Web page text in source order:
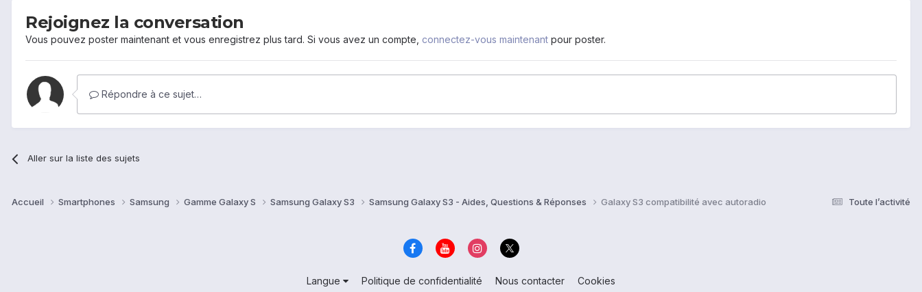
Rejoignez la conversation
Vous pouvez poster maintenant et vous enregistrez plus tard. Si vous avez un compte, connectez-vous maintenant pour poster.
Répondre à ce sujet…
Aller sur la liste des sujets
Toute l’activité
Accueil Smartphones Samsung Gamme Galaxy S Samsung Galaxy S3 Samsung Galaxy S3 - Aides, Questions & Réponses Galaxy S3 compatibilité avec autoradio
Langue Politique de confidentialité Nous contacter Cookies